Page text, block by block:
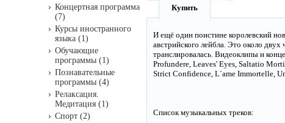
Купить
И ещё один поистине королевский
австрийского лейбла. Это около
транслировалась. Видеоклипы и
Profundere, Leaves' Eyes, Saltatio
Strict Confidence, L`ame Immortelle,
Список музыкальных треков:
Концертная программа
(7)
Курсы иностранного
языка (1)
Обучающие
программы (1)
Познавательные
программы (4)
Релаксация.
Медитация (1)
Спорт (2)